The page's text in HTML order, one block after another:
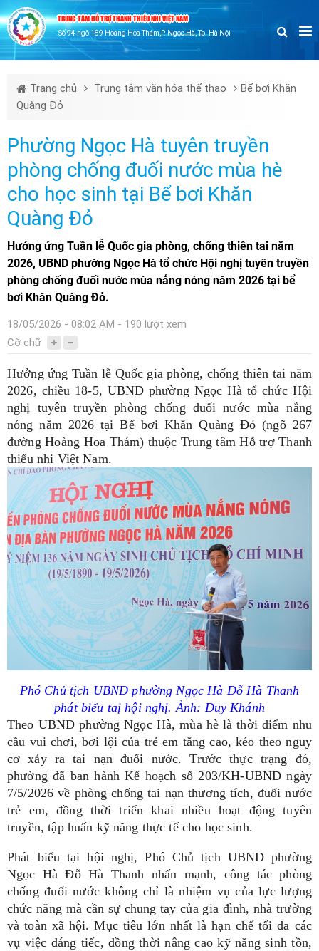
TRUNG TÂM HỖ TRỢ THANH THIẾU NHI VIỆT NAM
Số 94 ngõ 189 Hoàng Hoa Thám,P. Ngọc Hà, Tp. Hà Nội
Trang chủ Trung tâm văn hóa thể thao
Bể bơi Khăn
Quàng Đỏ
Phường Ngọc Hà tuyên truyền
phòng chống đuối nước mùa hè
cho học sinh tại Bể bơi Khăn
Quàng Đỏ
Hưởng ứng Tuần lễ Quốc gia phòng, chống thiên tai năm
2026, UBND phường Ngọc Hà tổ chức Hội nghị tuyên truyền
phòng chống đuối nước mùa nắng nóng năm 2026 tại bể
bơi Khăn Quàng Đỏ.
18/05/2026 - 08:02 AM - 190 lượt xem
Cỡ chữ
Hưởng ứng Tuần lễ Quốc gia phòng, chống thiên tai năm
2026, chiều 18-5, UBND phường Ngọc Hà tổ chức Hội
nghị tuyên truyền phòng chống đuối nước mùa nắng
nóng năm 2026 tại Bể bơi Khăn Quàng Đỏ (ngõ 267
đường Hoàng Hoa Thám) thuộc Trung tâm Hỗ trợ Thanh
thiếu nhi Việt Nam.
Phó Chủ tịch UBND phường Ngọc Hà Đỗ Hà Thanh
phát biểu taị hội nghị.Ảnh: Duy Khánh
Theo UBND phường Ngọc Hà, mùa hè là thời điểm nhu
cầu vui chơi, bơi lội của trẻ em tăng cao, kéo theo nguy
cơ xảy ra tai nạn đuối nước. Trước thực trạng đó,
phường đã ban hành Kế hoạch số 203/KH-UBND ngày
7/5/2026 về phòng chống tai nạn thương tích, đuối nước
trẻ em, đồng thời triển khai nhiều hoạt động tuyên
truyền, tập huấn kỹ năng thực tế cho học sinh.
Phát biểu tại hội nghị, Phó Chủ tịch UBND phường
Ngọc Hà Đỗ Hà Thanh nhấn mạnh, công tác phòng
chống đuối nước không chỉ là nhiệm vụ của lực lượng
chức năng mà cần sự chung tay của gia đình, nhà trường
và toàn xã hội. Mục tiêu lớn nhất là hạn chế tối đa các
vụ việc đáng tiếc, đồng thời nâng cao kỹ năng sinh tồn,